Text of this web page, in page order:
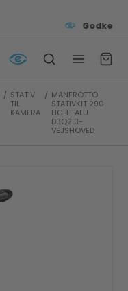
/ STATIV
TIL
KAMERA
/ MANFROTTO
STATIVKIT 290
LIGHT ALU
D3Q2 3-
VEJSHOVED